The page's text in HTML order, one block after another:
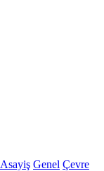
Asayiş Genel Çevre